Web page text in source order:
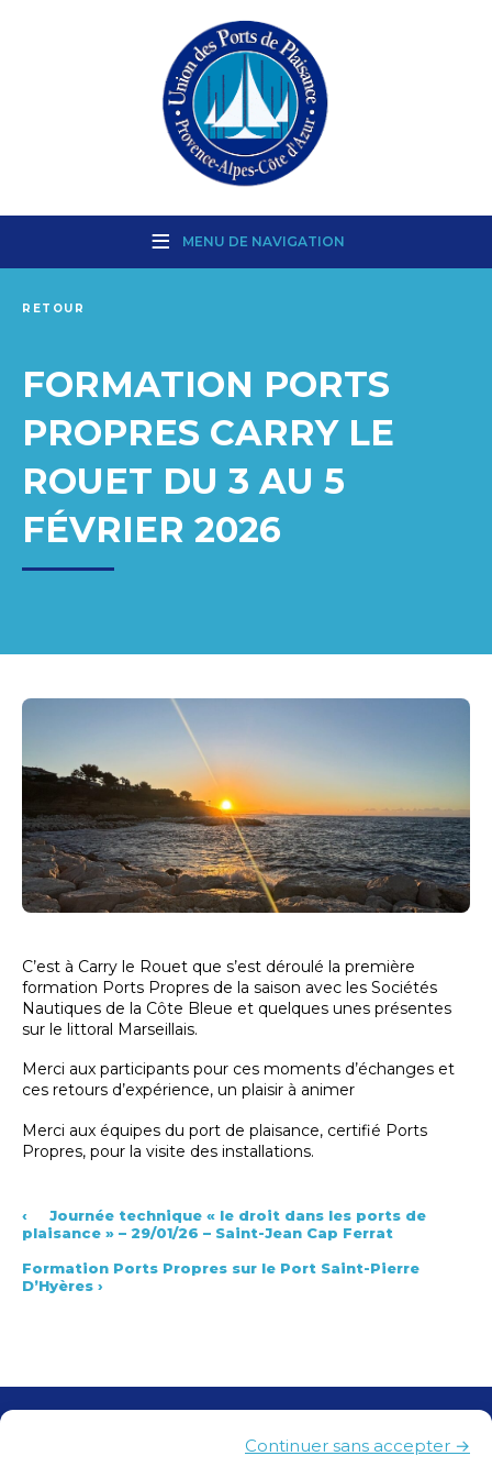
Continuer sans accepter →
MENU DE NAVIGATION
RETOUR
FORMATION PORTS
PROPRES CARRY LE
ROUET DU 3 AU 5
FÉVRIER 2026
C’est à Carry le Rouet que s’est déroulé la première
formation Ports Propres de la saison avec les Sociétés
Nautiques de la Côte Bleue et quelques unes présentes
sur le littoral Marseillais.
Merci aux participants pour ces moments d’échanges et
ces retours d’expérience, un plaisir à animer
Merci aux équipes du port de plaisance, certifié Ports
Propres, pour la visite des installations.
‹
Journée technique « le droit dans les ports de
plaisance » – 29/01/26 – Saint-Jean Cap Ferrat
Formation Ports Propres sur le Port Saint-Pierre
D’Hyères ›